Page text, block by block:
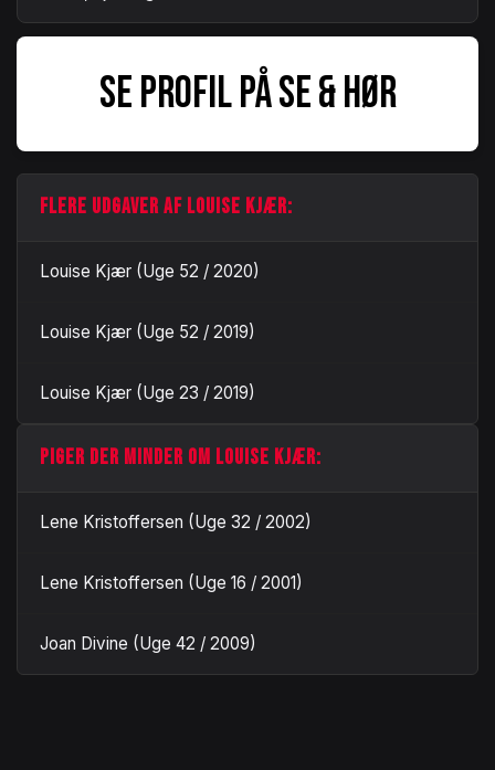
SE PROFIL PÅ SE & HØR
FLERE UDGAVER AF LOUISE KJÆR:
Louise Kjær (Uge 52 / 2020)
Louise Kjær (Uge 52 / 2019)
Louise Kjær (Uge 23 / 2019)
PIGER DER MINDER OM LOUISE KJÆR:
Lene Kristoffersen (Uge 32 / 2002)
Lene Kristoffersen (Uge 16 / 2001)
Joan Divine (Uge 42 / 2009)